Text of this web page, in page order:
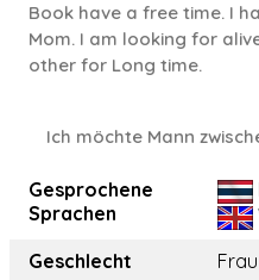
Book have a free time. I
Mom. I am looking for
other for Long time.
Ich möchte Mann
Gesprochene
Sprachen
Geschlecht
Frau